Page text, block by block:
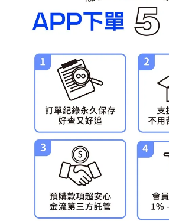
預購-宅配(舊)
每筆NT$120，滿NT$3,000(含以上)免運費
預購-宅配(離島)(舊)
每筆NT$160，滿NT$3,000(含以上)免運費
東海門市自取，需自備購物袋取貨唷。